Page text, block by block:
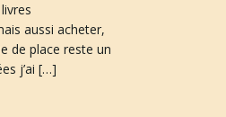
aussi acheter,
de place reste un
j’ai […]